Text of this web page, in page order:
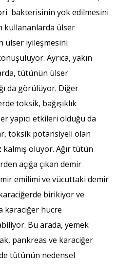
bakterisinin yok edilmesini
kullananlarda ülser
ülser iyileşmesini
Ayrıca, yakın
tütünün ülser
da görülüyor. Diğer
toksik, bağışıklık
yapıcı etkileri olduğu da
toksik potansiyeli olan
oluyor. Ağır tütün
açığa çıkan demir
emilimi ve vücuttaki demir
birikiyor ve
karaciğer hücre
Bu arada, yemek
pankreas ve karaciğer
tütünün nedensel